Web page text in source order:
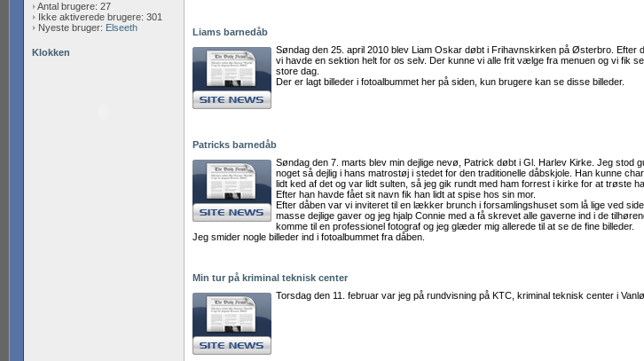
Antal brugere: 27
Ikke aktiverede brugere: 301
Nyeste bruger: Elseeth
Klokken
Liams barnedåb
Søndag den 25. april 2010 blev Liam Oskar døbt i Frihavnskirken på Østerbro.
vi havde en sektion helt for os selv. Der kunne vi alle frit vælge fra menuen og vi fik
store dag.
Der er lagt billeder i fotoalbummet her på siden, kun brugere kan se disse billeder.
Patricks barnedåb
Søndag den 7. marts blev min dejlige nevø, Patrick døbt i Gl. Harlev Kirke. Jeg stod
noget så dejlig i hans matrostøj i stedet for den traditionelle dåbskjole. Han kunne
lidt ked af det og var lidt sulten, så jeg gik rundt med ham forrest i kirke for at trøste
Efter han havde fået sit navn fik han lidt at spise hos sin mor.
Efter dåben var vi inviteret til en lækker brunch i forsamlingshuset som lå lige ved
masse dejlige gaver og jeg hjalp Connie med a få skrevet alle gaverne ind i de
komme til en professionel fotograf og jeg glæder mig allerede til at se de fine billeder.
Jeg smider nogle billeder ind i fotoalbummet fra dåben.
Min tur på kriminal teknisk center
Torsdag den 11. februar var jeg på rundvisning på KTC, kriminal teknisk center i